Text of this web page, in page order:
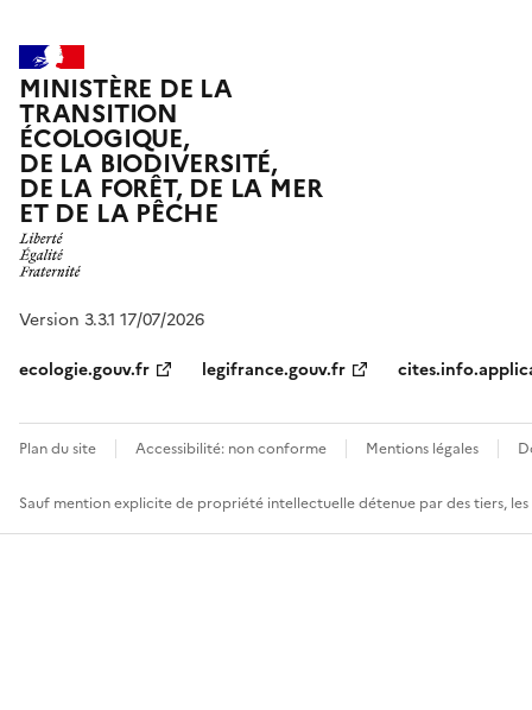
MINISTÈRE DE LA
TRANSITION
ÉCOLOGIQUE,
DE LA BIODIVERSITÉ,
DE LA FORÊT, DE LA MER
ET DE LA PÊCHE
Version 3.3.1 17/07/2026
ecologie.gouv.fr
legifrance.gouv.fr
Plan du site Accessibilité: non conforme Mentions légales
Sauf mention explicite de propriété intellectuelle détenue par des tiers,